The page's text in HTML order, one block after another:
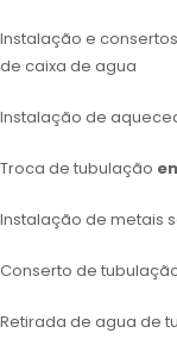
Instalação e
de caixa de agua
Instalação de
Troca de tubulação
Instalação de metais
Conserto de
Retirada de agua de